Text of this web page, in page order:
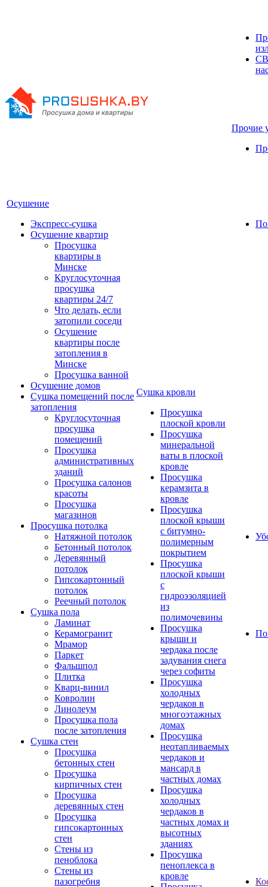
Осушение
Экспресс-сушка
Осушение квартир
Просушка
квартиры в
Минске
Круглосуточная
просушка
квартиры 24/7
Что делать, если
затопили соседи
Осушение
квартиры после
затопления в
Минске
Просушка ванной
Осушение домов
Сушка помещений после
затопления
Круглосуточная
просушка
помещений
Просушка
административных
зданий
Просушка салонов
красоты
Просушка
магазинов
Просушка потолка
Натяжной потолок
Бетонный потолок
Деревянный
потолок
Гипсокартонный
потолок
Реечный потолок
Сушка пола
Ламинат
Керамогранит
Мрамор
Паркет
Фальшпол
Плитка
Кварц-винил
Ковролин
Линолеум
Просушка пола
после затопления
Сушка стен
Просушка
бетонных стен
Просушка
кирпичных стен
Просушка
деревянных стен
Просушка
гипсокартонных
стен
Стены из
пеноблока
Стены из
пазогребня
Сушка кровли
Просушка
плоской кровли
Просушка
минеральной
ваты в плоской
кровле
Просушка
керамзита в
кровле
Просушка
плоской крыши
с битумно-
полимерным
покрытием
Просушка
плоской крыши
с
гидроэзоляцией
из
полимочевины
Просушка
крыши и
чердака после
задувания снега
через софиты
Просушка
холодных
чердаков в
многоэтажных
домах
Просушка
неотапливаемых
чердаков и
мансард в
частных домах
Просушка
холодных
чердаков в
частных домах и
высотных
зданиях
Просушка
пеноплекса в
кровле
Прочие